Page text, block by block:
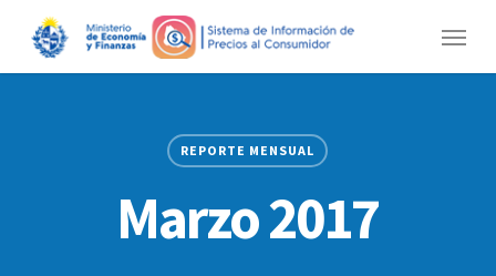
Menu
REPORTE MENSUAL
Marzo 2017